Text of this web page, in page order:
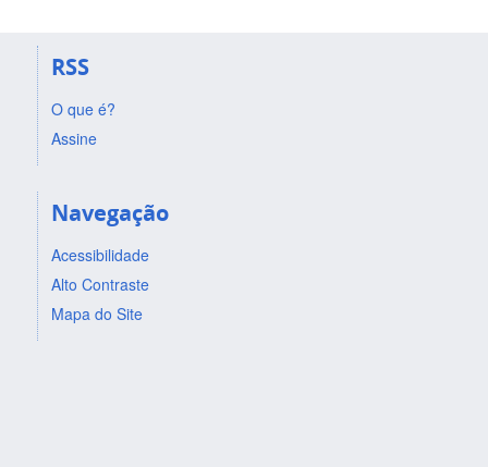
RSS
O que é?
Assine
Navegação
Acessibilidade
Alto Contraste
Mapa do Site